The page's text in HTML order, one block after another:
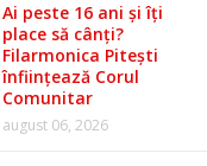
Ai peste 16 ani și îți
place să cânți?
Filarmonica Pitești
înființează Corul
Comunitar
august 06, 2026